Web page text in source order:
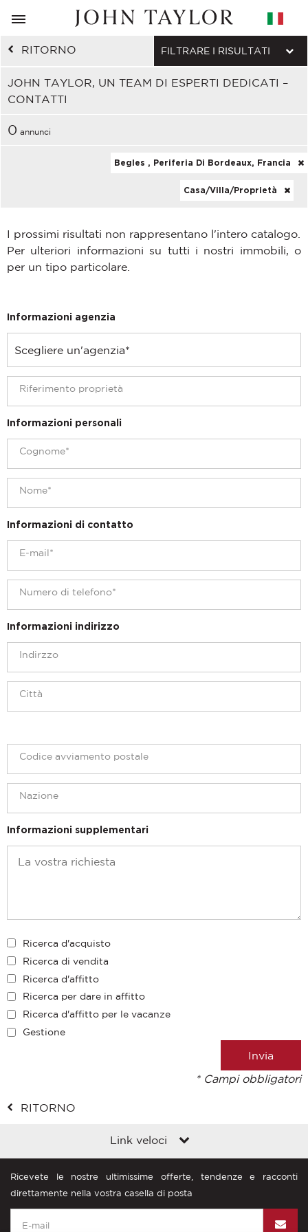
RITORNO
JOHN TAYLOR, UN TEAM DI ESPERTI DEDICATI –
CONTATTI
FILTRARE I RISULTATI
0 annunci
Begles , Periferia Di Bordeaux, Francia
Casa/Villa/Proprietà
I prossimi risultati non rappresentano l'intero catalogo.
Per ulteriori informazioni su tutti i nostri immobili, o
per un tipo particolare.
Informazioni agenzia
Informazioni personali
Informazioni di contatto
Informazioni indirizzo
Informazioni supplementari
Ricerca d'acquisto
Ricerca di vendita
Ricerca d'affitto
Ricerca per dare in affitto
Ricerca d'affitto per le vacanze
Gestione
* Campi obbligatori
RITORNO
Link veloci
Ricevete le nostre ultimissime offerte, tendenze e racconti
direttamente nella vostra casella di posta